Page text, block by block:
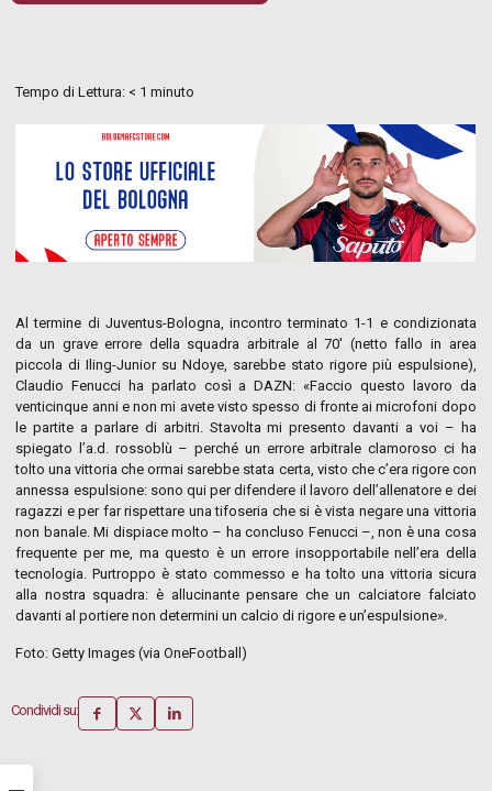
Tempo di Lettura: < 1 minuto
Al termine di Juventus-Bologna, incontro terminato 1-1 e condizionata
da un grave errore della squadra arbitrale al 70′ (netto fallo in area
piccola di Iling-Junior su Ndoye, sarebbe stato rigore più espulsione),
Claudio Fenucci ha parlato così a DAZN: «Faccio questo lavoro da
venticinque anni e non mi avete visto spesso di fronte ai microfoni dopo
le partite a parlare di arbitri. Stavolta mi presento davanti a voi – ha
spiegato l’a.d. rossoblù – perché un errore arbitrale clamoroso ci ha
tolto una vittoria che ormai sarebbe stata certa, visto che c’era rigore con
annessa espulsione: sono qui per difendere il lavoro dell’allenatore e dei
ragazzi e per far rispettare una tifoseria che si è vista negare una vittoria
non banale. Mi dispiace molto – ha concluso Fenucci –, non è una cosa
frequente per me, ma questo è un errore insopportabile nell’era della
tecnologia. Purtroppo è stato commesso e ha tolto una vittoria sicura
alla nostra squadra: è allucinante pensare che un calciatore falciato
davanti al portiere non determini un calcio di rigore e un’espulsione».
Foto: Getty Images (via OneFootball)
Condividi su: